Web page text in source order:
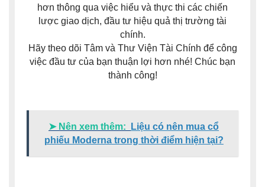
hơn thông qua việc hiểu và thực thi các chiến
lược giao dịch, đầu tư hiệu quả thị trường tài
chính.
Hãy theo dõi Tâm và Thư Viện Tài Chính để công
việc đầu tư của bạn thuận lợi hơn nhé! Chúc bạn
thành công!
➤ Nên xem thêm:
Liệu có nên mua cổ
phiếu Moderna trong thời điểm hiện tại?